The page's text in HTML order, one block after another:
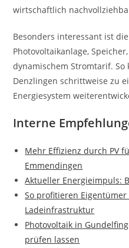
wirtschaftlich
Besonders interessant ist
Photovoltaikanlage,
dynamischem Stromtarif.
Denzlingen schrittweise zu
Energiesystem
Interne
Mehr Effizienz durch PV
Emmendingen
Aktueller Energieimpuls:
So profitieren Eigentümer
Ladeinfrastruktur
Photovoltaik in
prüfen lassen